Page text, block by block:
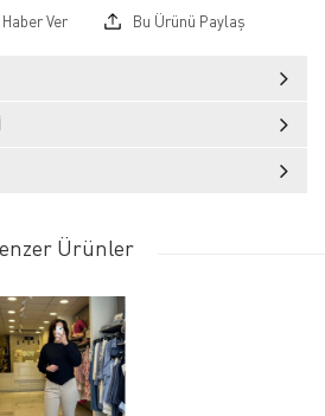
Ver Bu Ürünü Paylaş
Ürünler